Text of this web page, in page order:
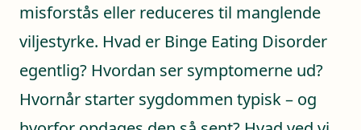
misforstås eller reduceres til manglende
viljestyrke. Hvad er Binge Eating Disorder
egentlig? Hvordan ser symptomerne ud?
Hvornår starter sygdommen typisk – og